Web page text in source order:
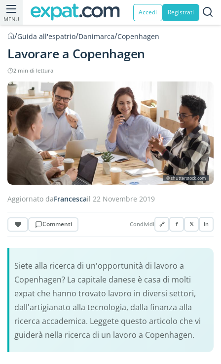
MENU
Accedi Registrati
/Guida all'espatrio/Danimarca/Copenhagen
Lavorare a Copenhagen
2 min di lettura
© shutterstock.com
Aggiornato daFrancescail 22 Novembre 2019
Commenti Condividi 🔗 f 𝕏 in
Siete alla ricerca di un'opportunità di lavoro a
Copenhagen? La capitale danese è casa di molti
expat che hanno trovato lavoro in diversi settori,
dall'artigianato alla tecnologia, dalla finanza alla
ricerca accademica. Leggete questo articolo che vi
guiderà nella ricerca di un lavoro a Copenhagen.